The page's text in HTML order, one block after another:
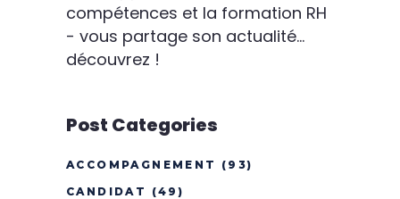
compétences et la formation RH
- vous partage son actualité...
découvrez !
Post Categories
ACCOMPAGNEMENT
(93)
CANDIDAT
(49)